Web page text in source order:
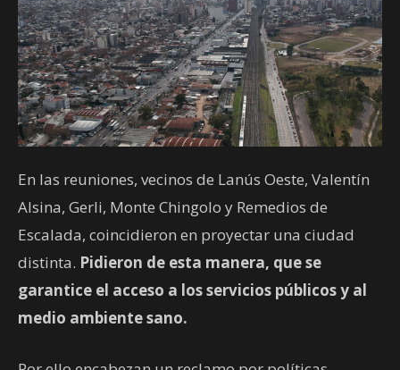
En las reuniones, vecinos de Lanús Oeste, Valentín
Alsina, Gerli, Monte Chingolo y Remedios de
Escalada, coincidieron en proyectar una ciudad
distinta. Pidieron de esta manera, que se
garantice el acceso a los servicios públicos y al
medio ambiente sano.